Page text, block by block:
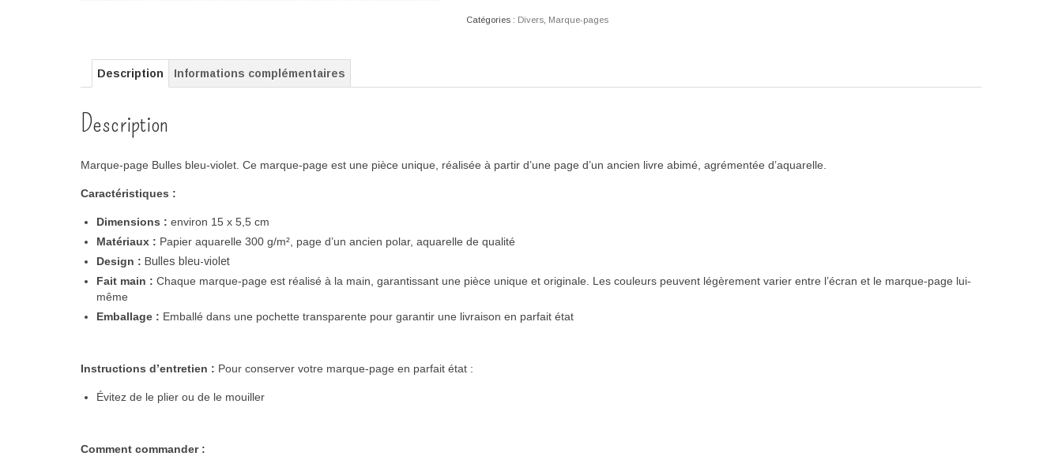
Bulles
Catégories : Divers, Marque-pages
Description Informations complémentaires
Description
Marque-page Bulles bleu-violet. Ce marque-page est une pièce unique, réalisée à partir d’une page d’un ancien livre abimé, agrémentée d’aquarelle
Caractéristiques :
Dimensions : environ 15 x 5,5 cm
Matériaux : Papier aquarelle 300 g/m², page d’un ancien polar, aquarelle de qualité
Design : Bulles bleu-violet
Fait main : Chaque marque-page est réalisé à la main, garantissant une pièce unique et originale. Les couleurs peuvent légèrement varier entre l’écran et le marque-page lui-
même
Emballage : Emballé dans une pochette transparente pour garantir une livraison en parfait état
Instructions d’entretien : Pour conserver votre marque-page en parfait état :
Évitez de le plier ou de le mouiller
Comment commander :